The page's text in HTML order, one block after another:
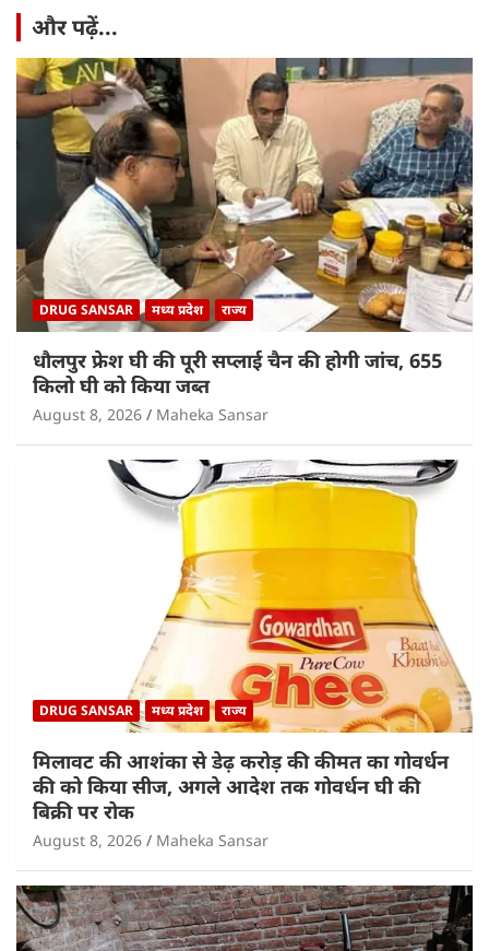
और पढ़ें...
DRUG SANSAR मध्य प्रदेश राज्य
धौलपुर फ्रेश घी की पूरी सप्लाई चैन की होगी जांच, 655
किलो घी को किया जब्त
August 8, 2026 Maheka Sansar
DRUG SANSAR मध्य प्रदेश राज्य
मिलावट की आशंका से डेढ़ करोड़ की कीमत का गोवर्धन
की को किया सीज, अगले आदेश तक गोवर्धन घी की
बिक्री पर रोक
August 8, 2026 Maheka Sansar